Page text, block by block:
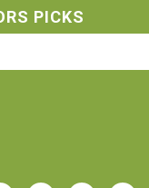
PICKS